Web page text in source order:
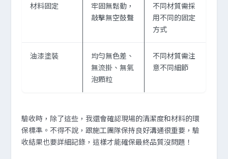
材料固定
牢固無鬆動，
敲擊無空鼓聲
不同材質需採
用不同的固定
方式
油漆塗裝
均勻無色差、
無流掛、無氣
泡顆粒
不同材質需注
意不同細節
驗收時，除了這些，我還會確認現場的清潔度和材料的環
保標準。不得不說，跟施工團隊保持良好溝通很重要，驗
收結果也要詳細記錄，這樣才能確保最終品質沒問題！